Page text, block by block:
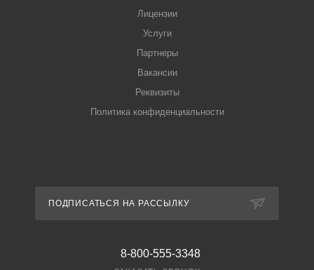
Лицензии
Услуги
Партнеры
Вакансии
Реквизиты
Политика конфиденциальности
ПОДПИСАТЬСЯ НА РАССЫЛКУ
8-800-555-3348